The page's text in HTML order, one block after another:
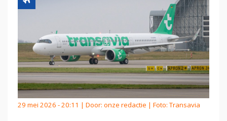
29 mei 2026 - 20:11 | Door: onze redactie | Foto: Transavia